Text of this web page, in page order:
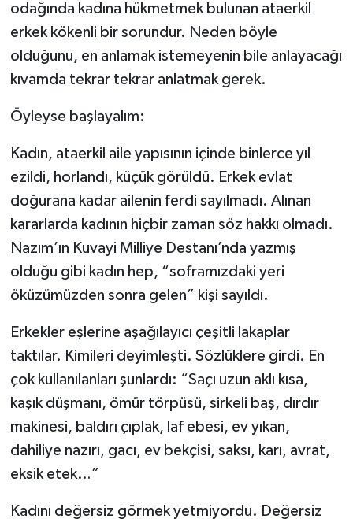
odağında kadına hükmetmek bulunan ataerkil
erkek kökenli bir sorundur. Neden böyle
olduğunu, en anlamak istemeyenin bile anlayacağı
kıvamda tekrar tekrar anlatmak gerek.
Öyleyse başlayalım:
Kadın, ataerkil aile yapısının içinde binlerce yıl
ezildi, horlandı, küçük görüldü. Erkek evlat
doğurana kadar ailenin ferdi sayılmadı. Alınan
kararlarda kadının hiçbir zaman söz hakkı olmadı.
Nazım’ın Kuvayi Milliye Destanı’nda yazmış
olduğu gibi kadın hep, “soframızdaki yeri
öküzümüzden sonra gelen” kişi sayıldı.
Erkekler eşlerine aşağılayıcı çeşitli lakaplar
taktılar. Kimileri deyimleşti. Sözlüklere girdi. En
çok kullanılanları şunlardı: “Saçı uzun aklı kısa,
kaşık düşmanı, ömür törpüsü, sirkeli baş, dırdır
makinesi, baldırı çıplak, laf ebesi, ev yıkan,
dahiliye nazırı, gacı, ev bekçisi, saksı, karı, avrat,
eksik etek…”
Kadını değersiz görmek yetmiyordu. Değersiz